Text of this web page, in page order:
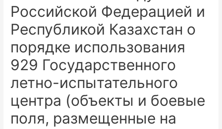
Российской Федерацией и
Республикой Казахстан о
порядке использования
929 Государственного
летно-испытательного
центра (объекты и боевые
поля, размещенные на